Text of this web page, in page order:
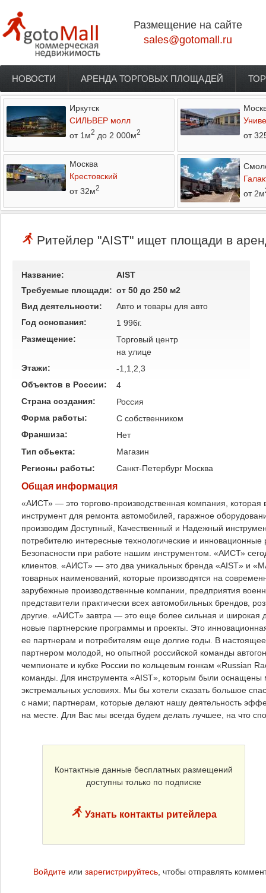
Размещение на сайте
sales@gotomall.ru
Главное меню
НОВОСТИ АРЕНДА ТОРГОВЫХ ПЛОЩАДЕЙ
Иркутск
СИЛЬВЕР молл
от 1м2 до 2 000м2
от
Москва
Крестовский
от 32м2
от 2м
Ритейлер "AIST" ищет площади в
Название:
AIST
Требуемые площади: от 50 до 250 м2
Вид деятельности:
Авто и товары для авто
Год основания:
1 996г.
Размещение:
Торговый центр
на улице
Этажи:
-1,1,2,3
Объектов в России:
4
Страна создания:
Россия
Форма работы:
C собственником
Франшиза:
Нет
Тип обьекта:
Магазин
Регионы работы:
Санкт-Петербург Москва
Общая информация
«АИСТ» — это торгово-производственная компания,
инструмент для ремонта автомобилей, гаражное
производим Доступный, Качественный и Надежный
потребителю интересные технологические и
Безопасности при работе нашим инструментом. «АИСТ»
клиентов. «АИСТ» — это два уникальных бренда «AIST» и
товарных наименований, которые производятся на
зарубежные производственные компании, предприятия
представители практически всех автомобильных брендов,
другие. «АИСТ» завтра — это еще более сильная и широкая
новые партнерские программы и проекты. Это
ее партнерам и потребителям еще долгие годы. В
партнером молодой, но опытной российской команды
чемпионате и кубке России по кольцевым гонкам «Russian
команды. Для инструмента «AIST», которым были оснащены
экстремальных условиях. Мы бы хотели сказать большое
с нами; партнерам, которые делают нашу деятельность
на месте. Для Вас мы всегда будем делать лучшее, на что
Контактные данные бесплатных размещений
доступны только по подписке
Узнать контакты ритейлера
Войдите или зарегистрируйтесь, чтобы отправлять